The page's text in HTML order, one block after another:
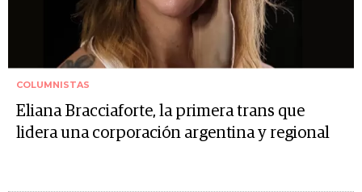
COLUMNISTAS
Eliana Bracciaforte, la primera trans que
lidera una corporación argentina y regional